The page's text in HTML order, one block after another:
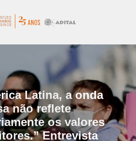
Latina, a onda
não reflete
os valores
Entrevista